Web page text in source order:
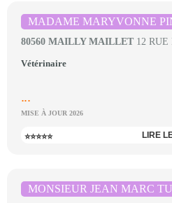
MADAME MARYVONNE
80560 MAILLY MAILLET 12
Vétérinaire
...
MISE À JOUR 2026
⭐⭐⭐⭐⭐ LIRE
MONSIEUR JEAN MARC